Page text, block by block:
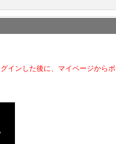
インした後に、マイページからポ